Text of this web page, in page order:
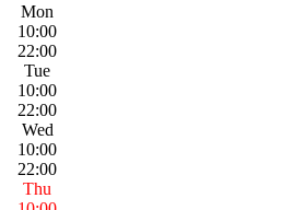
Mon
10:00
22:00
Tue
10:00
22:00
Wed
10:00
22:00
Thu